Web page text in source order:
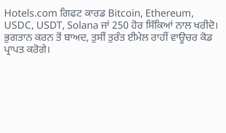
Hotels.com ਗਿਫਟ ਕਾਰਡ Bitcoin, Ethereum,
USDC, USDT, Solana ਜਾਂ 250 ਹੋਰ ਸਿੱਕਿਆਂ ਨਾਲ ਖਰੀਦੋ।
ਭੁਗਤਾਨ ਕਰਨ ਤੋਂ ਬਾਅਦ, ਤੁਸੀਂ ਤੁਰੰਤ ਈਮੇਲ ਰਾਹੀਂ ਵਾਊਚਰ ਕੋਡ
ਪ੍ਰਾਪਤ ਕਰੋਗੇ।